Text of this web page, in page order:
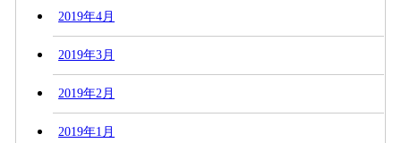
2019年4月
2019年3月
2019年2月
2019年1月